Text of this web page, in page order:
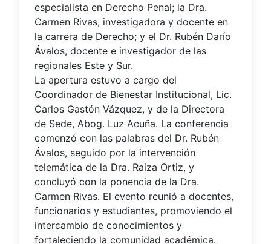
especialista en Derecho Penal; la Dra.
Carmen Rivas, investigadora y docente en
la carrera de Derecho; y el Dr. Rubén Darío
Ávalos, docente e investigador de las
regionales Este y Sur.
La apertura estuvo a cargo del
Coordinador de Bienestar Institucional, Lic.
Carlos Gastón Vázquez, y de la Directora
de Sede, Abog. Luz Acuña. La conferencia
comenzó con las palabras del Dr. Rubén
Ávalos, seguido por la intervención
telemática de la Dra. Raiza Ortiz, y
concluyó con la ponencia de la Dra.
Carmen Rivas. El evento reunió a docentes,
funcionarios y estudiantes, promoviendo el
intercambio de conocimientos y
fortaleciendo la comunidad académica.